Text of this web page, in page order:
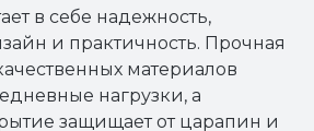
в себе надежность,
и практичность. Прочная
материалов
нагрузки, а
защищает от царапин и